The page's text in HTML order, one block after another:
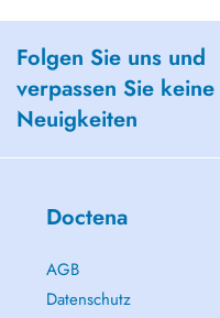
Folgen Sie uns und
verpassen Sie keine
Neuigkeiten
Doctena
AGB
Datenschutz